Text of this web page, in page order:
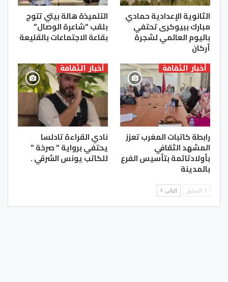
الثانوية الإعدادية حمادي
مبارك ببيوكرى تحتفي
باليوم العالمي لشجرة
أركان
التلميذة هالة بيتي تتوج
بلقب “شاعرة الوصال”
بقاعة الاجتماعات بالقليعة
أخبار الثقافة
رابطة كاتبات المغرب تعزز
المشهد الثقافي
بأولادتائمة بتأسيس الفرع
بالمدينة
أخبار الثقافة
نادي القراءة تادلسا
يحتفي برواية ” صرخة ”
للكاتب يونس الشرقي .
السابق التالي